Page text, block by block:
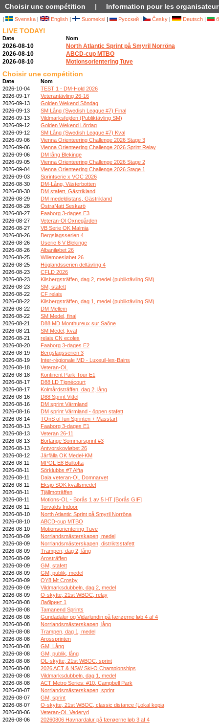
Choisir une compétition | Information pour les
| Svenska | English | Suomeksi | Русский | Česky | Deutsch |
LIVE TODAY!
Date Nom
2026-08-10
North Atlantic Sprint på Smyril Norröna
2026-08-10
ABCD-cup MTBO
2026-08-10
Motionsorientering Tuve
Choisir une compétition
Date
Nom
2026-10-04
TEST 1 - DM-Hold 2026
2026-09-17
Veterantävling 26-16
2026-09-13
Golden Wekend Söndag
2026-09-13
SM Lång (Swedish League #7) Final
2026-09-13
Vildmarksfejden (Publiktävling SM)
2026-09-12
Golden Wekend Lördag
2026-09-12
SM Lång (Swedish League #7) Kval
2026-09-06
Vienna Orienteering Challenge 2026 Stage 3
2026-09-06
Vienna Orienteering Challenge 2026 Sprint Relay
2026-09-06
DM lång Blekinge
2026-09-05
Vienna Orienteering Challenge 2026 Stage 2
2026-09-04
Vienna Orienteering Challenge 2026 Stage 1
2026-09-03
Sprintserie x VOC 2026
2026-08-30
DM-Lång, Västerbotten
2026-08-30
DM stafett, Gästrikland
2026-08-29
DM medeldistans, Gästrikland
2026-08-28
ÖstraNatt Seskarö
2026-08-27
Faaborg 3-dages E3
2026-08-27
Veteran-Ol Öxnegården
2026-08-27
VB Serie OK Malmia
2026-08-26
Bergslagsserien 4
2026-08-26
Userie 6 V Blekinge
2026-08-26
Albaniløbet 26
2026-08-25
Willemoesløbet 26
2026-08-25
Höglandsserien deltävling 4
2026-08-23
CFLD 2026
2026-08-23
Kilsbergsträffen, dag 2, medel (publiktävling SM)
2026-08-23
SM, stafett
2026-08-22
CF relais
2026-08-22
Kilsbergsträffen, dag 1, medel (publiktävling SM)
2026-08-22
DM Mellem
2026-08-22
SM Medel, final
2026-08-21
D88 MD Monthureux sur Saône
2026-08-21
SM Medel, kval
2026-08-21
relais CN ecoles
2026-08-20
Faaborg 3-dages E2
2026-08-19
Bergslagsserien 3
2026-08-19
Inter-régionale MD - Luxeuil-les-Bains
2026-08-18
Veteran-OL
2026-08-18
Kontinent Park Tour E1
2026-08-17
D88 LD Tignécourt
2026-08-17
Kolmårdsträffen, dag 2, lång
2026-08-16
D88 Sprint Vittel
2026-08-16
DM sprint Värmland
2026-08-16
DM sprint Värmland - öppen stafett
2026-08-14
TOnS of fun Sprinten + Masstart
2026-08-13
Faaborg 3-dages E1
2026-08-13
Veteran 26-11
2026-08-13
Borlänge Sommarsprint #3
2026-08-13
Antvorskovløbet 26
2026-08-12
Järfälla OK Medel-KM
2026-08-11
MPOL E8 Bulltofta
2026-08-11
Sörklubbs #7 Alfta
2026-08-11
Dala veteran-OL Domnarvet
2026-08-11
Eksjö SOK kvällsmedel
2026-08-11
Tjällmoträffen
2026-08-11
Motions-OL - Borås 1 av 5 HT [Borås GIF]
2026-08-11
Torvalds Indoor
2026-08-10
North Atlantic Sprint på Smyril Norröna
2026-08-10
ABCD-cup MTBO
2026-08-10
Motionsorientering Tuve
2026-08-09
Norrlandsmästerskapen, medel
2026-08-09
Norrlandsmästerskapen, distriktsstafett
2026-08-09
Trampen, dag 2, lång
2026-08-09
Arosträffen
2026-08-09
GM, stafett
2026-08-09
GM, publik, medel
2026-08-09
OY8 Mt Crosby
2026-08-09
Vildmarksdubbeln, dag 2, medel
2026-08-09
O-skytte, 21st WBOC, relay
2026-08-08
Лабіринт 1
2026-08-08
Tamanend Sprints
2026-08-08
Gundadalur og Vidarlundin på færøerne løb 4 af 4
2026-08-08
Norrlandsmästerskapen, lång
2026-08-08
Trampen, dag 1, medel
2026-08-08
Arossprinten
2026-08-08
GM, Lång
2026-08-08
GM, publik, lång
2026-08-08
OL-skytte, 21st WBOC, sprint
2026-08-08
2026 ACT & NSW Ski-O Championships
2026-08-08
Vildmarksdubbeln, dag 1, medel
2026-08-08
ACT Metro Series: #10, Campbell Park
2026-08-07
Norrlandsmästerskapen, sprint
2026-08-07
GM, sprint
2026-08-07
O-skytte, 21st WBOC, classic distance (Lokal kopia
2026-08-06
Veteran-OL Vederyd
2026-08-06
20260806 Havnardalur på færøerne løb 3 af 4